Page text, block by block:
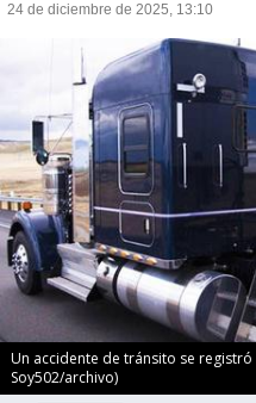
24 de diciembre de 2025, 13:10
Un accidente de tránsito se
Soy502/archivo)